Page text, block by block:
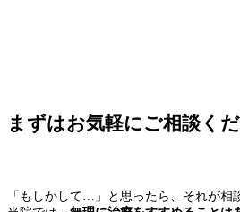
まずはお気軽にご相談く
「もしかして…」と思ったら、それが相